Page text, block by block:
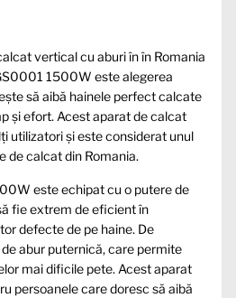
vertical cu aburi în în Romania
1500W este alegerea
să aibă hainele perfect calcate
și efort. Acest aparat de calcat
utilizatori și este considerat unul
de calcat din Romania.
este echipat cu o putere de
fie extrem de eficient în
defecte de pe haine. De
abur puternică, care permite
mai dificile pete. Acest aparat
persoanele care doresc să aibă